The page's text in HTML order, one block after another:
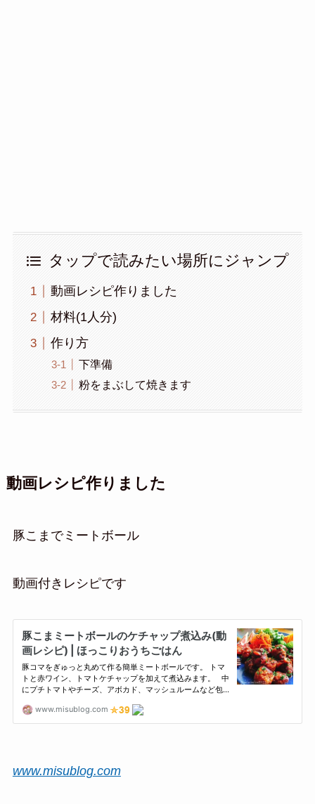
タップで読みたい場所にジャンプ
動画レシピ作りました
材料(1人分)
作り方
下準備
粉をまぶして焼きます
動画レシピ作りました
豚こまでミートボール
動画付きレシピです
www.misublog.com